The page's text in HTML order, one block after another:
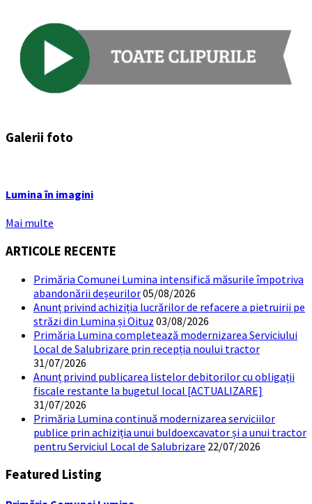
Galerii foto
Lumina în imagini
Mai multe
ARTICOLE RECENTE
Primăria Comunei Lumina intensifică măsurile împotriva
abandonării deșeurilor05/08/2026
Anunț privind achiziția lucrărilor de refacere a pietruirii pe
străzi din Lumina și Oituz 03/08/2026
Primăria Lumina completează modernizarea Serviciului
Local de Salubrizare prin recepția noului tractor
31/07/2026
Anunț privind publicarea listelor debitorilor cu obligații
fiscale restante la bugetul local [ACTUALIZARE]
31/07/2026
Primăria Lumina continuă modernizarea serviciilor
publice prin achiziția unui buldoexcavator și a unui tractor
pentru Serviciul Local de Salubrizare 22/07/2026
Featured Listing